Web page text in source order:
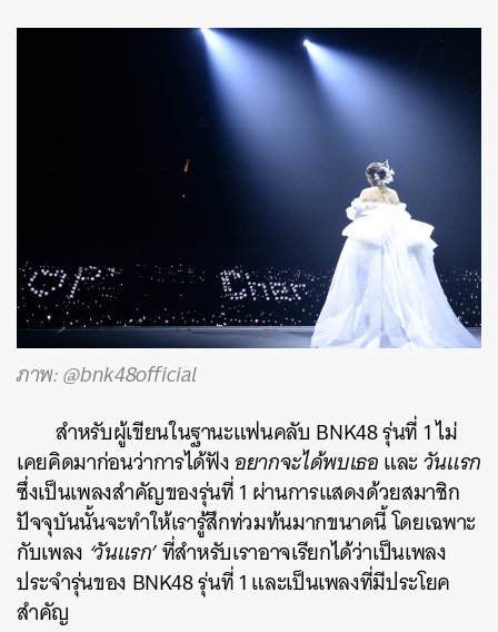
ภาพ: @bnk48official
สำหรับผู้เขียนในฐานะแฟนคลับ BNK48 รุ่นที่ 1 ไม่
เคยคิดมาก่อนว่าการได้ฟังอยากจะได้พบเธอและวันแรก
ซึ่งเป็นเพลงสำคัญของรุ่นที่ 1 ผ่านการแสดงด้วยสมาชิก
ปัจจุบันนั้นจะทำให้เรารู้สึกท่วมท้นมากขนาดนี้ โดยเฉพาะ
กับเพลง ‘วันแรก’ที่สำหรับเราอาจเรียกได้ว่าเป็นเพลง
ประจำรุ่นของ BNK48 รุ่นที่ 1 และเป็นเพลงที่มีประโยค
สำคัญ